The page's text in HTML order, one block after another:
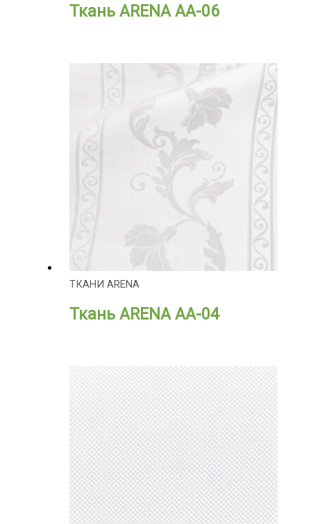
Ткань ARENA АА-06
ТКАНИ ARENA
Ткань ARENA АА-04